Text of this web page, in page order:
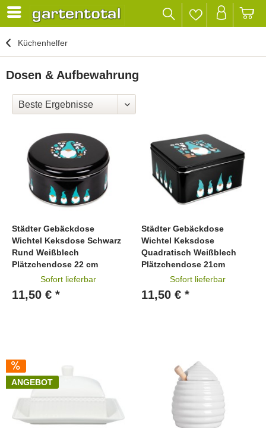
Küchenhelfer
Dosen & Aufbewahrung
Städter Gebäckdose
Wichtel Keksdose Schwarz
Rund Weißblech
Plätzchendose 22 cm
Sofort lieferbar
11,50 € *
Städter Gebäckdose
Wichtel Keksdose
Quadratisch Weißblech
Plätzchendose 21cm
Sofort lieferbar
11,50 € *
ANGEBOT